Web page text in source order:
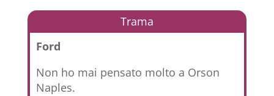
Trama
Ford
Non ho mai pensato molto a Orson
Naples.